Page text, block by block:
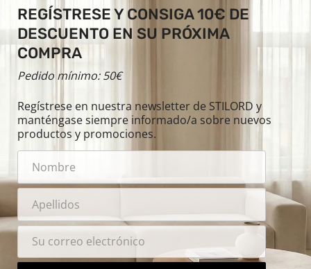
REGÍSTRESE Y CONSIGA 10€ DE
DESCUENTO EN SU PRÓXIMA
COMPRA
Pedido mínimo: 50€
Regístrese en nuestra newsletter de STILORD y
manténgase siempre informado/a sobre nuevos
productos y promociones.